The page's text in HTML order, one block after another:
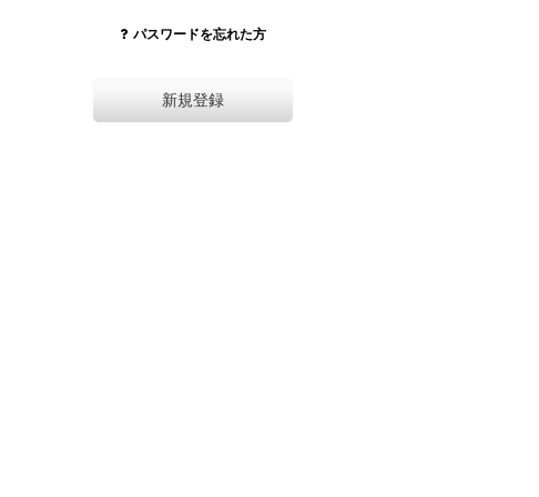
パスワードを忘れた方
新規登録